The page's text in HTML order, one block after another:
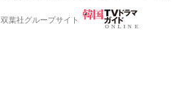
双葉社グループサイト